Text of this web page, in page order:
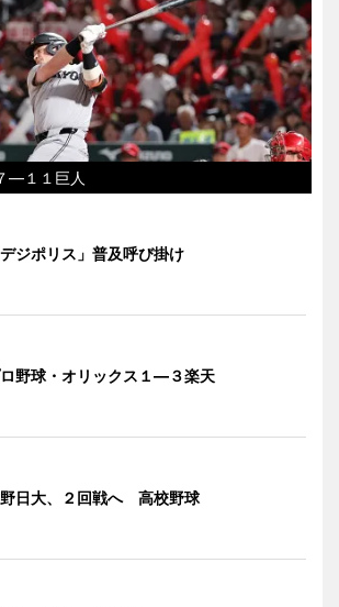
―１１巨人
デジポリス」普及呼び掛け
野球・オリックス１―３楽天
日大、２回戦へ 高校野球